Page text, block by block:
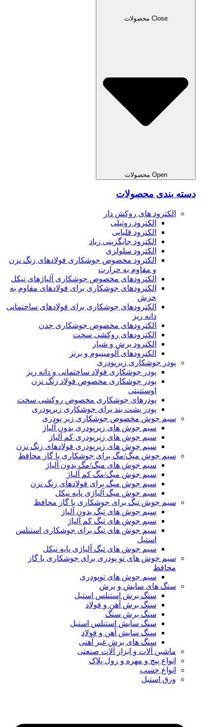
Close محصولات
Open محصولات
دسته بندی محصولات
الکترود های روکش دار
الکترود روتیلی
الکترود قلیایی
الکترود جایگزینی زیاد
الکترود سلولزی
الکترود مخصوص جوشکاری فولادهای زنگ نزن
و مقاوم به حرارت
الکترودهای مخصوص جوشکاری آلیاژهای نیکل
الکترودهای جوشکاری برای فولادهای مقاوم به
خزش
الکترودهای جوشکاری برای فولادهای ساختمانی
دانه ریز
الکترودهای مخصوص جوشکاری چدن
الکترودهای روکشی سخت
الکترود برش و شیار
الکترودهای آلومینیوم و برنز
پودر جوشکاری زیرپودری
پودر جوشکاری فولاد ساختمانی و دانه ریز
پودر جوشکاری مخصوص فولاد زنگ نزن
اوستنیتی
پودرهای جوشکاری مخصوص روکشی سخت
پودر پشت بند برای جوشکاری زیرپودری
سیم جوش مخصوص جوشکاری زیر پودری
سیم جوش های زیرپودری بدون آلیاژ
سیم جوش های زیرپودری کم آلیاژ
سیم جوش های زیرپودری فولادهای زنگ نزن
سیم جوش میگ/مگ برای جوشکاری با گاز محافظ
سیم جوش های میگ/مگ بدون آلیاژ
سیم جوش میگ/مگ کم آلیاژ
سیم جوش میگ برای فولادهای زنگ نزن
سیم جوش میگ آلیاژی پایه نیکل
سیم جوش تیگ برای جوشکاری با گاز محافظ
سیم جوش های تیگ بدون آلیاژ
سیم جوش های تیگ کم آلیاژ
سیم جوش های تیگ برای جوشکاری استنلس
استیل
سیم جوش های تیگ آلیاژی پایه نیکل
سیم جوش های تو پودری برای جوشکاری با گاز
محافظ
سیم جوش های توپودری
سنگ های سایش و برش
سنگ برش استنلس استیل
سنگ برش آهن و فولاد
سنگ برش سنگ
سنگ سایش استنلس استیل
سنگ سایش آهن و فولاد
سنگ های برش غیر آهنی
ماشین آلات و ابزار آلات صنعتی
انواع پیچ و مهره و رول پلاک
انواع چسب
ورق استیل